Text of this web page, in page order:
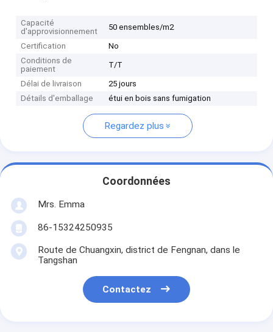
Capacité
d'approvisionnement
50 ensembles/m2
Certification
No
Conditions de
paiement
T/T
Délai de livraison
25 jours
Détails d'emballage
étui en bois sans fumigation
Regardez plus
Coordonnées
Mrs. Emma
86-15324250935
Route de Chuangxin, district de Fengnan, dans le
Tangshan
Contactez